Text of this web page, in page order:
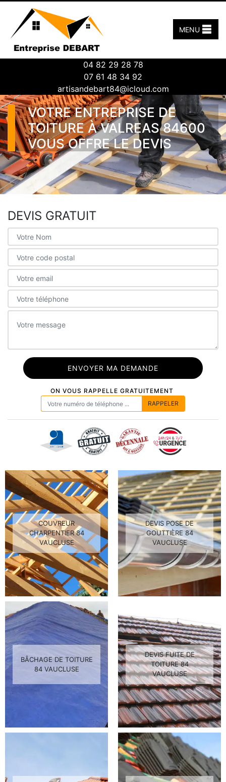
04 82 29 28 78
07 61 48 34 92
artisandebart84@icloud.com
MENU
VOTRE ENTREPRISE DE
TOITURE À VALREAS 84600
VOUS OFFRE LE DEVIS
DEVIS GRATUIT
ON VOUS RAPPELLE GRATUITEMENT
COUVREUR
CHARPENTIER 84
VAUCLUSE
DEVIS POSE DE
GOUTTIÈRE 84
VAUCLUSE
BÂCHAGE DE TOITURE
84 VAUCLUSE
DEVIS FUITE DE
TOITURE 84
VAUCLUSE